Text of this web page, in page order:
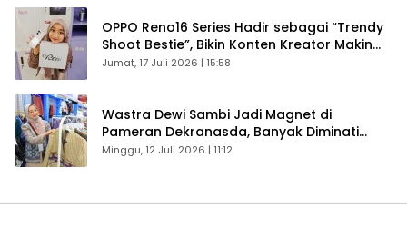
OPPO Reno16 Series Hadir sebagai “Trendy
Shoot Bestie”, Bikin Konten Kreator Makin
Betah
Jumat, 17 Juli 2026 | 15:58
Wastra Dewi Sambi Jadi Magnet di
Pameran Dekranasda, Banyak Diminati
Pengunjung
Minggu, 12 Juli 2026 | 11:12